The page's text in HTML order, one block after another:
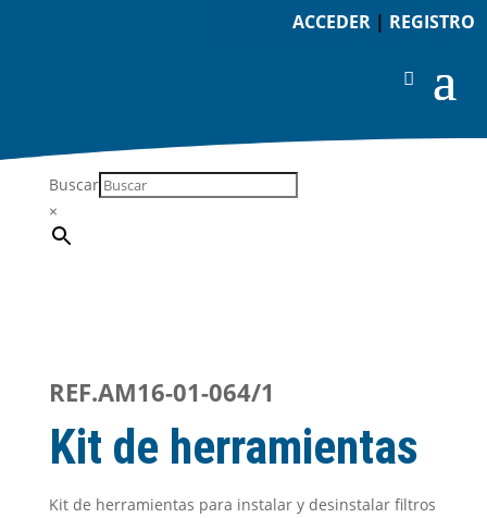
ACCEDER| REGISTRO
Buscar
×
REF.AM16-01-064/1
Kit de herramientas
Kit de herramientas para instalar y desinstalar filtros